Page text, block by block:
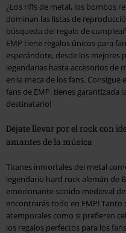
¿Los riffs de metal, los bombos
dominan las listas de
búsqueda del regalo de
EMP tiene regalos únicos para
esperándote, desde los mejores
legendarias hasta accesorios de
en la meca de los fans.
fans de EMP, tienes garantizada
destinatario!
Déjate llevar por el rock con
amantes de la música
Titanes inmortales del metal
legendario hard rock alemán de
emocionante sonido medieval de
encontrarás todo en EMP! Tanto
atemporales como si prefieren
los regalos perfectos para los